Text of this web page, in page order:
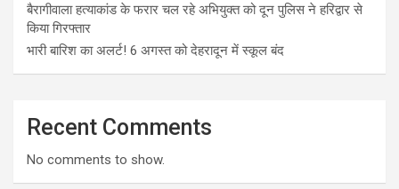
बैरागीवाला हत्याकांड के फरार चल रहे अभियुक्त को दून पुलिस ने हरिद्वार से
किया गिरफ्तार
भारी बारिश का अलर्ट! 6 अगस्त को देहरादून में स्कूल बंद
Recent Comments
No comments to show.